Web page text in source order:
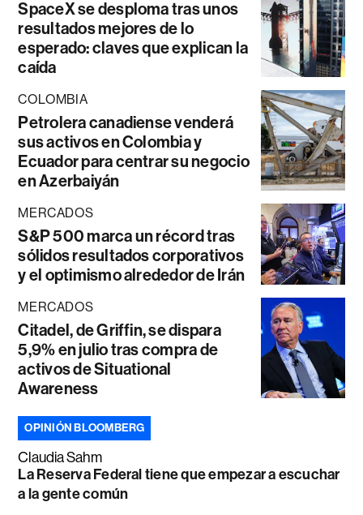
SpaceX se desploma tras unos
resultados mejores de lo
esperado: claves que explican la
caída
COLOMBIA
Petrolera canadiense venderá
sus activos en Colombia y
Ecuador para centrar su negocio
en Azerbaiyán
MERCADOS
S&P 500 marca un récord tras
sólidos resultados corporativos
y el optimismo alrededor de Irán
MERCADOS
Citadel, de Griffin, se dispara
5,9% en julio tras compra de
activos de Situational
Awareness
OPINIÓN BLOOMBERG
Claudia Sahm
La Reserva Federal tiene que empezar a escuchar
a la gente común